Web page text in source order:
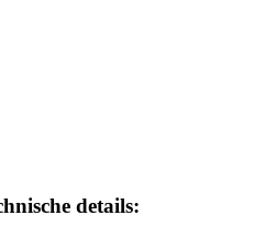
details: